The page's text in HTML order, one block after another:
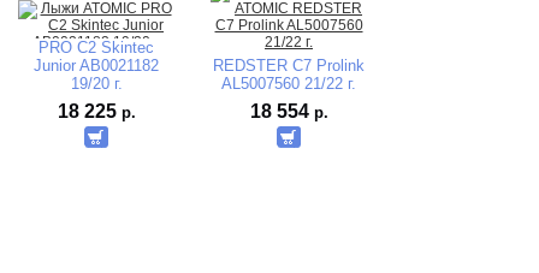
PRO С2 Skintec
Junior AB0021182
19/20 г.
18 225 р.
REDSTER C7 Prolink
AL5007560 21/22 г.
18 554 р.